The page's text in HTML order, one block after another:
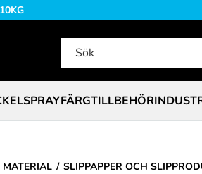
SPRAYFÄRGTILLBEHÖR
MATERIAL SLIPPAPPER OCH